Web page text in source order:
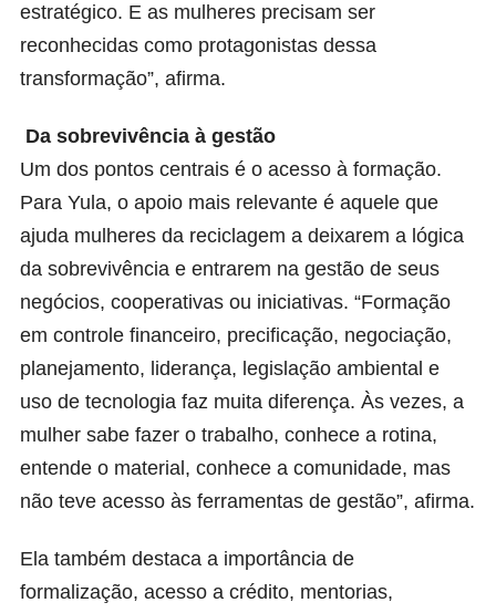
estratégico. E as mulheres precisam ser
reconhecidas como protagonistas dessa
transformação”, afirma.
Da sobrevivência à gestão
Um dos pontos centrais é o acesso à formação.
Para Yula, o apoio mais relevante é aquele que
ajuda mulheres da reciclagem a deixarem a lógica
da sobrevivência e entrarem na gestão de seus
negócios, cooperativas ou iniciativas. “Formação
em controle financeiro, precificação, negociação,
planejamento, liderança, legislação ambiental e
uso de tecnologia faz muita diferença. Às vezes, a
mulher sabe fazer o trabalho, conhece a rotina,
entende o material, conhece a comunidade, mas
não teve acesso às ferramentas de gestão”, afirma.
Ela também destaca a importância de
formalização, acesso a crédito, mentorias,